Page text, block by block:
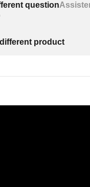
question
product